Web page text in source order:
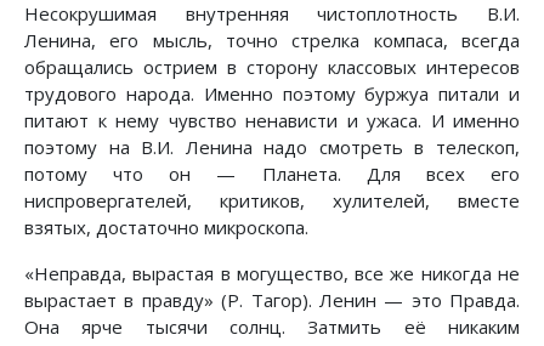
Несокрушимая внутренняя чистоплотность В.И.
Ленина, его мысль, точно стрелка компаса, всегда
обращались острием в сторону классовых интересов
трудового народа. Именно поэтому буржуа питали и
питают к нему чувство ненависти и ужаса. И именно
поэтому на В.И. Ленина надо смотреть в телескоп,
потому что он — Планета. Для всех его
ниспровергателей, критиков, хулителей, вместе
взятых, достаточно микроскопа.
«Неправда, вырастая в могущество, все же никогда не
вырастает в правду» (Р. Тагор). Ленин — это Правда.
Она ярче тысячи солнц. Затмить её никаким